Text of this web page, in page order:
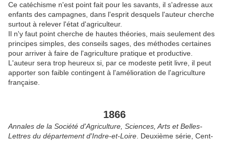
Ce catéchisme n'est point fait pour les savants, il s'adresse aux
enfants des campagnes, dans l'esprit desquels l'auteur cherche
surtout à relever l'état d'agriculteur.
Il n'y faut point cherche de hautes théories, mais seulement des
principes simples, des conseils sages, des méthodes certaines
pour arriver à faire de l'agriculture pratique et productive.
L'auteur sera trop heureux si, par ce modeste petit livre, il peut
apporter son faible contingent à l'amélioration de l'agriculture
française.
1866
Annales de la Société d'Agriculture, Sciences, Arts et Belles-
Lettres du département d'Indre-et-Loire . Deuxième série, Cent-